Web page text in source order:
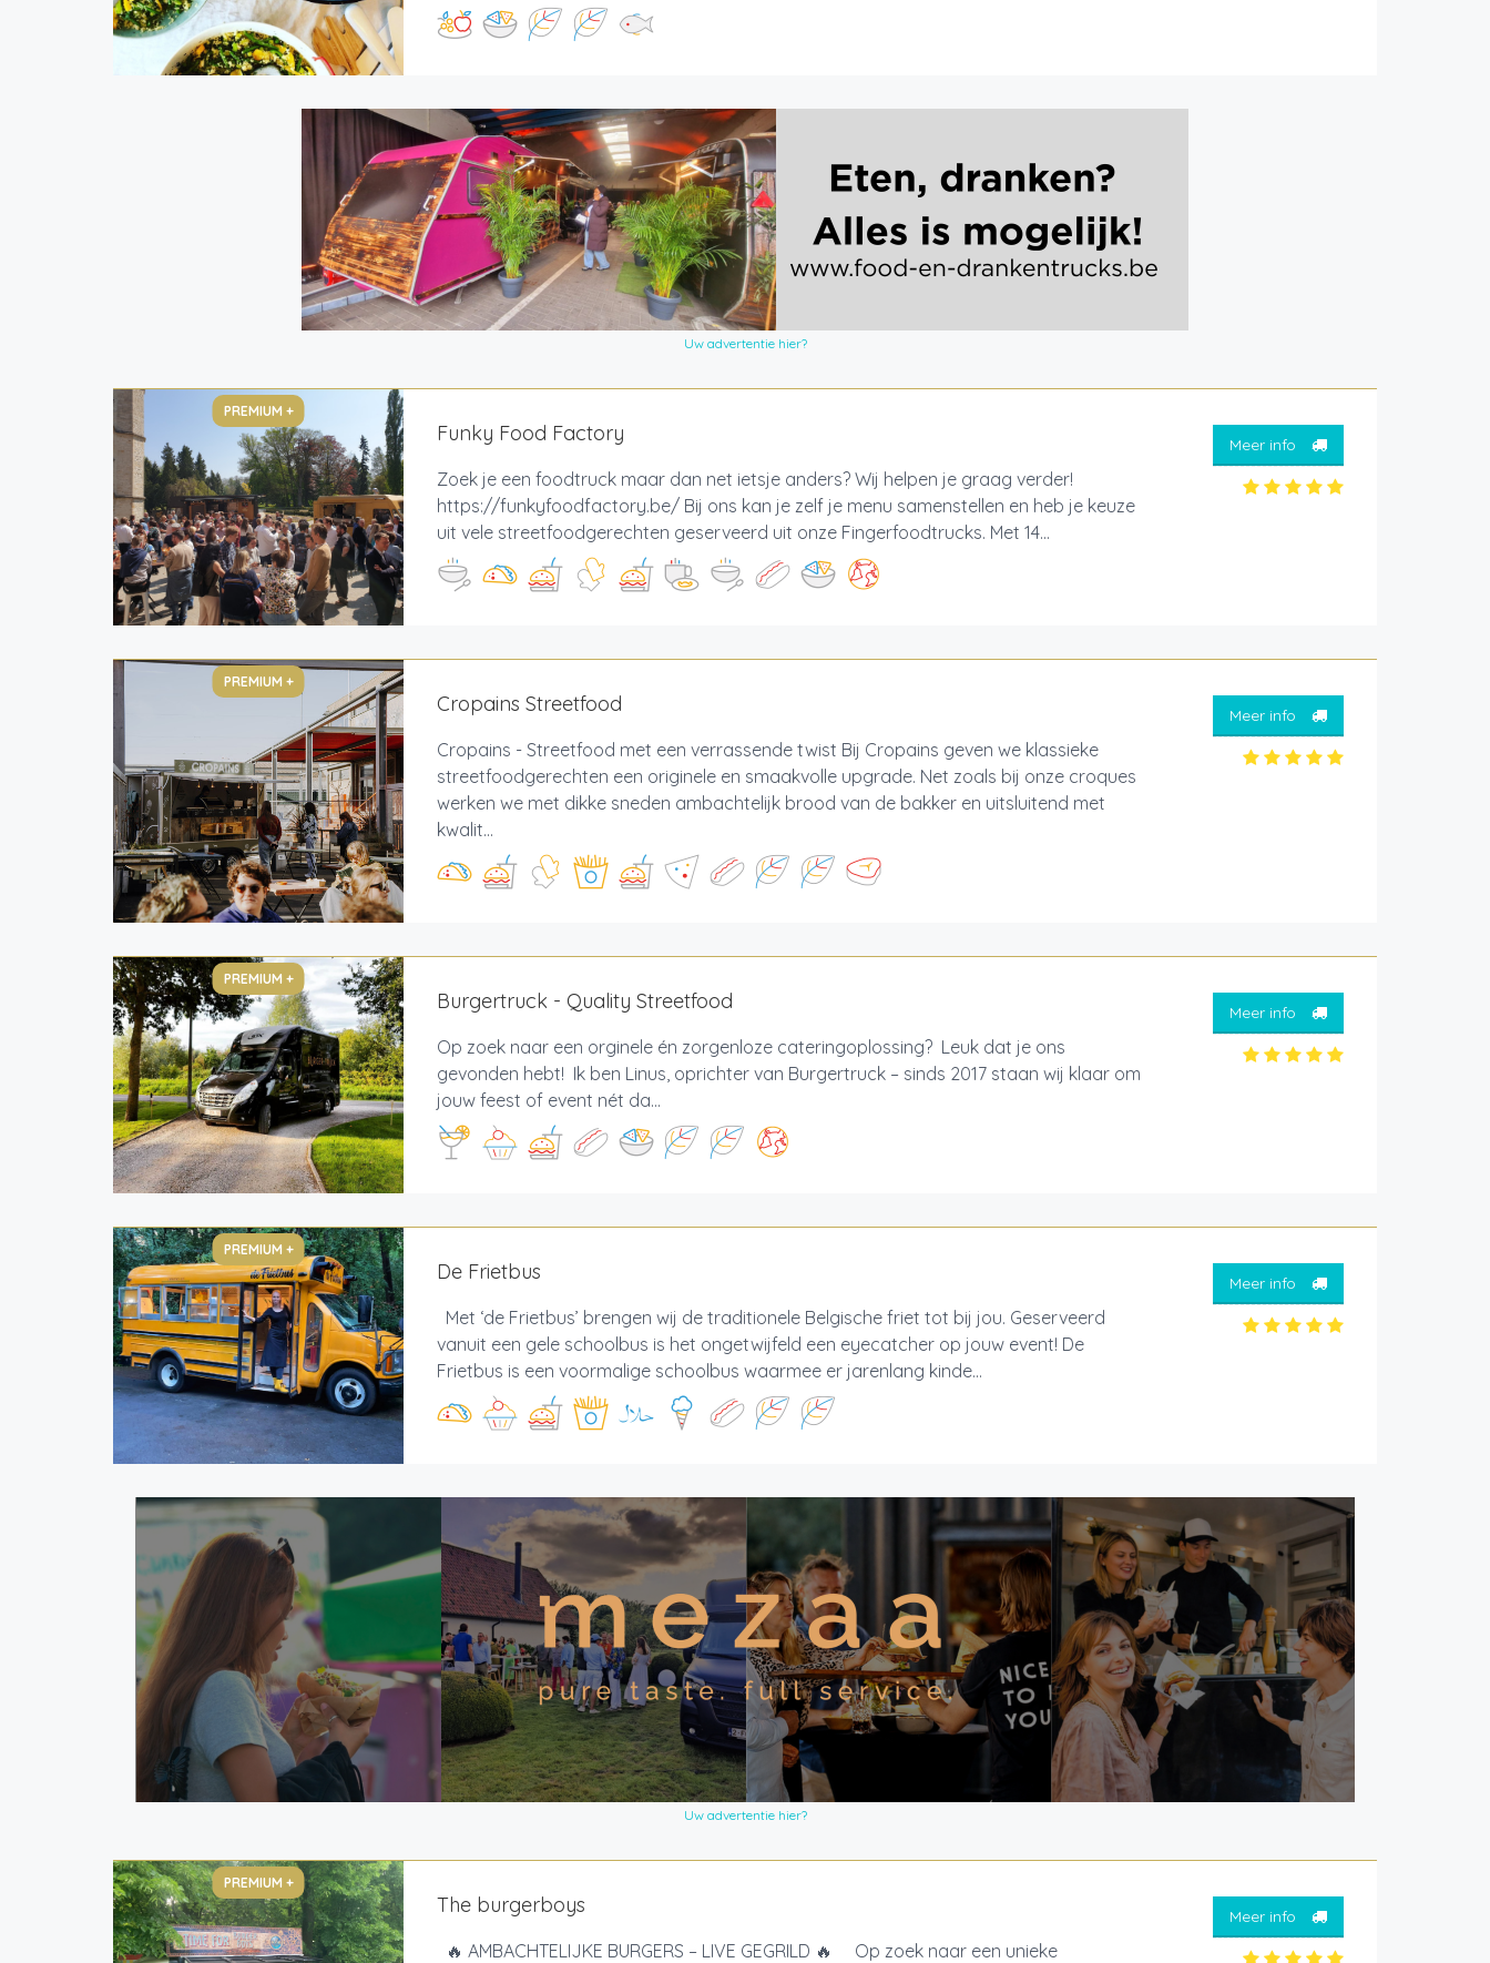
Uw advertentie hier?
PREMIUM +
Funky Food Factory
Zoek je een foodtruck maar dan net ietsje anders? Wij helpen je graag verder!
https://funkyfoodfactory.be/ Bij ons kan je zelf je menu samenstellen en heb je keuze
uit vele streetfoodgerechten geserveerd uit onze Fingerfoodtrucks. Met 14...
Meer info
PREMIUM +
Cropains Streetfood
Cropains - Streetfood met een verrassende twist Bij Cropains geven we klassieke
streetfoodgerechten een originele en smaakvolle upgrade. Net zoals bij onze croques
werken we met dikke sneden ambachtelijk brood van de bakker en uitsluitend met
kwalit...
Meer info
PREMIUM +
Burgertruck - Quality Streetfood
Op zoek naar een orginele én zorgenloze cateringoplossing? Leuk dat je ons
gevonden hebt! Ik ben Linus, oprichter van Burgertruck – sinds 2017 staan wij klaar om
jouw feest of event nét da...
Meer info
PREMIUM +
De Frietbus
Met ‘de Frietbus’ brengen wij de traditionele Belgische friet tot bij jou. Geserveerd
vanuit een gele schoolbus is het ongetwijfeld een eyecatcher op jouw event! De
Frietbus is een voormalige schoolbus waarmee er jarenlang kinde...
Meer info
Uw advertentie hier?
PREMIUM +
The burgerboys
🔥 AMBACHTELIJKE BURGERS – LIVE GEGRILD 🔥 Op zoek naar een unieke
Meer info